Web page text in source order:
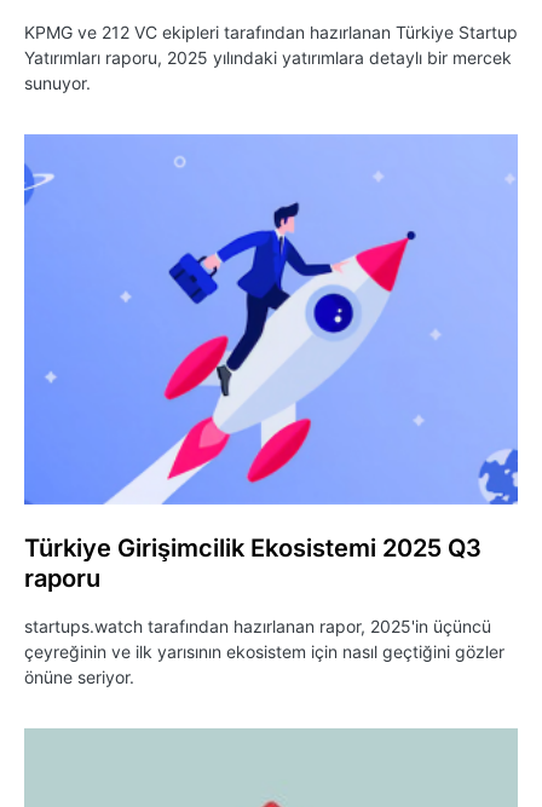
KPMG ve 212 VC ekipleri tarafından hazırlanan Türkiye Startup
Yatırımları raporu, 2025 yılındaki yatırımlara detaylı bir mercek
sunuyor.
Türkiye Girişimcilik Ekosistemi 2025 Q3
raporu
startups.watch tarafından hazırlanan rapor, 2025'in üçüncü
çeyreğinin ve ilk yarısının ekosistem için nasıl geçtiğini gözler
önüne seriyor.